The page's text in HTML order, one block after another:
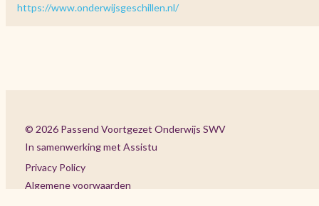
https://www.onderwijsgeschillen.nl/
© 2026 Passend Voortgezet Onderwijs SWV
In samenwerking met Assistu
Privacy Policy
Algemene voorwaarden